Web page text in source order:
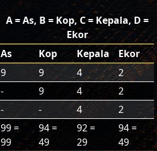
A = As, B = Kop, C = Kepala, D =
Ekor
As
Kop Kepala
Ekor
9 9 4
2
- 9 4
2
- - 4
2
99 =
99
94 =
49
92 =
29
94 =
49